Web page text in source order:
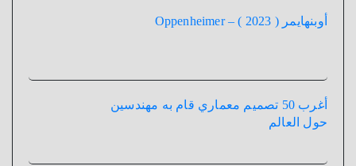
أوبنهايمر ( 2023 ) – Oppenheimer
أغرب 50 تصميم معماري قام به مهندسين
حول العالم